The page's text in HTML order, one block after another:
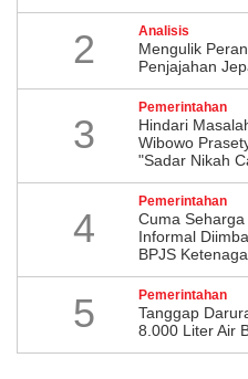
2 Analisis
Mengulik
Penjajahan
3
Pemerintahan
Hindari
Wibowo
"Sadar Nikah
4
Pemerintahan
Cuma
Informal
BPJS
5 Pemerintahan
Tanggap
8.000 Liter Air